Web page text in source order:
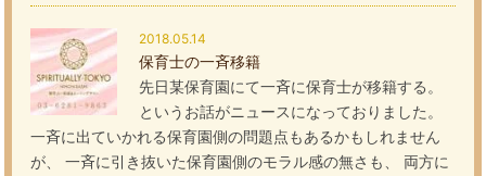
2018.05.14
保育士の一斉移籍
先日某保育園にて一斉に保育士が移籍する。
というお話がニュースになっておりました。
一斉に出ていかれる保育園側の問題点もあるかもしれません
が、 一斉に引き抜いた保育園側のモラル感の無さも、 両方に